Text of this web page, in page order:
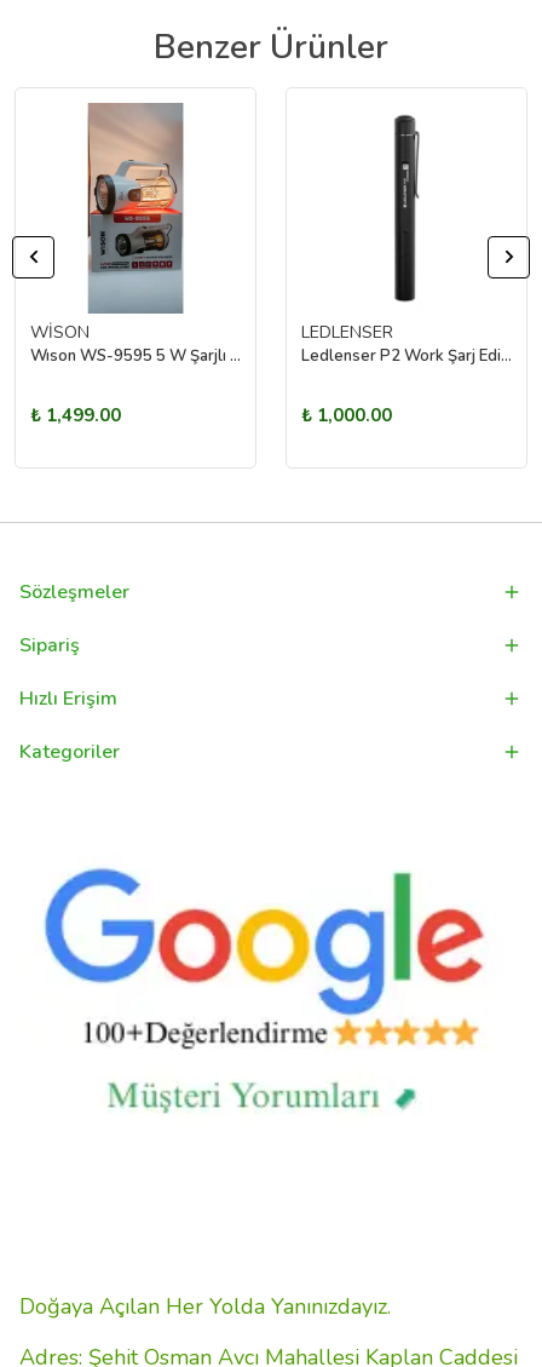
Benzer Ürünler
WİSON
Wıson WS-9595 5 W Şarjlı Işıldak Kamp Feneri Fonksiyonlu LED Aydınlatma
₺ 1,499.00
LEDLENSER
Ledlenser P2 Work Şarj Edilebilir Kalem El Feneri
₺ 1,000.00
Sözleşmeler
Sipariş
Hızlı Erişim
Kategoriler
Doğaya Açılan Her Yolda Yanınızdayız.
Adres: Şehit Osman Avcı Mahallesi Kaplan Caddesi